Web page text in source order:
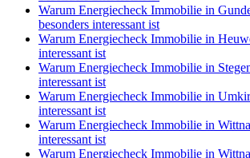
Warum Energiecheck Immobilie in
besonders interessant ist
Warum Energiecheck Immobilie in
interessant ist
Warum Energiecheck Immobilie in
interessant ist
Warum Energiecheck Immobilie in
interessant ist
Warum Energiecheck Immobilie in
interessant ist
Warum Energiecheck Immobilie in